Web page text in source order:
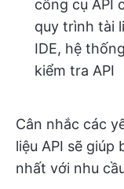
công cụ API
quy trình tài
IDE, hệ
kiểm tra API
Cân nhắc các
liệu API sẽ giúp
nhất với nhu